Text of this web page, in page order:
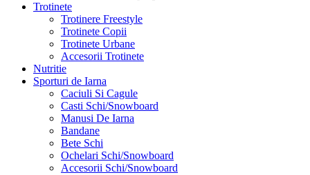
Trotinete
Trotinere Freestyle
Trotinete Copii
Trotinete Urbane
Accesorii Trotinete
Nutritie
Sporturi de Iarna
Caciuli Si Cagule
Casti Schi/Snowboard
Manusi De Iarna
Bandane
Bete Schi
Ochelari Schi/Snowboard
Accesorii Schi/Snowboard